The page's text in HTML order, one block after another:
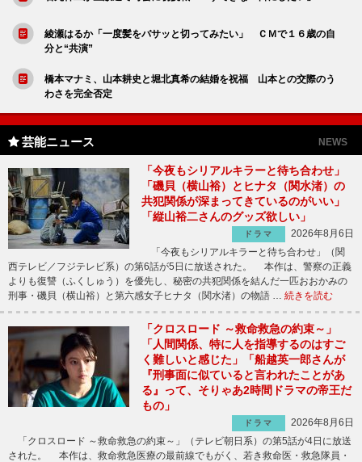
綾瀬はるか「一度髪をバサッと切ってみたい」 ＣＭで１６歳の自
分と“共演”
橋本マナミ、山本耕史と堀北真希の結婚を祝福 山本との交際のう
わさを完全否定
芸能ニュース NEWS
「今夜もシリアルキラーと待ち合わせ」
「磯貝（横山裕）とヒナタ（関水渚）の
共犯関係が深まってきているのがいい」
「縦山裕二さんのグッズ欲しい」
ドラマ
2026年8月6日
「今夜もシリアルキラーと待ち合わせ」（関
西テレビ／フジテレビ系）の第6話が5日に放送された。 本作は、警察の正義
よりも復讐（ふくしゅう）を優先し、秘密の共犯関係を結んだ一匹おおかみの
刑事・磯貝（横山裕）と第六感女子ヒナタ（関水渚）の物語 … 続きを読む
「クロスロード ～救命救急の約束～」
「人間関係、特に人を指導するのはすご
く難しいと感じた」「船越英一郎さんが
『刑事面に似ていると言われたことがあ
る』って、そりゃあ2時間ドラマの帝王だ
もの」
ドラマ
2026年8月6日
「クロスロード ～救命救急の約束～」（テレビ朝日系）の第5話が4日に放送
された。 本作は、救命救急医療の最前線でもがく、若き救命医・救急隊員・